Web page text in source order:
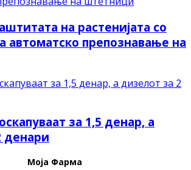
на растенијата со
автоматско препознавање на
за 1,5 денар, а
денари
Моја Фарма